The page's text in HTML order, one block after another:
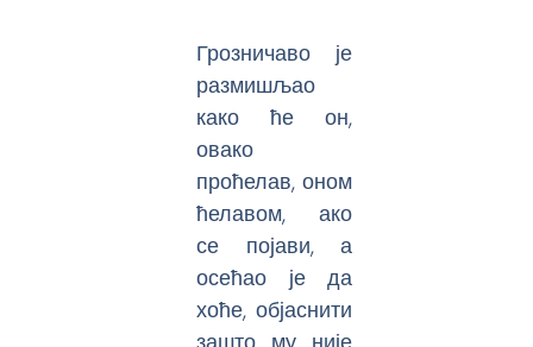
Грозничаво је
размишљао
како ће он,
овако
проћелав, оном
ћелавом, ако
се појави, а
осећао је да
хоће, објаснити